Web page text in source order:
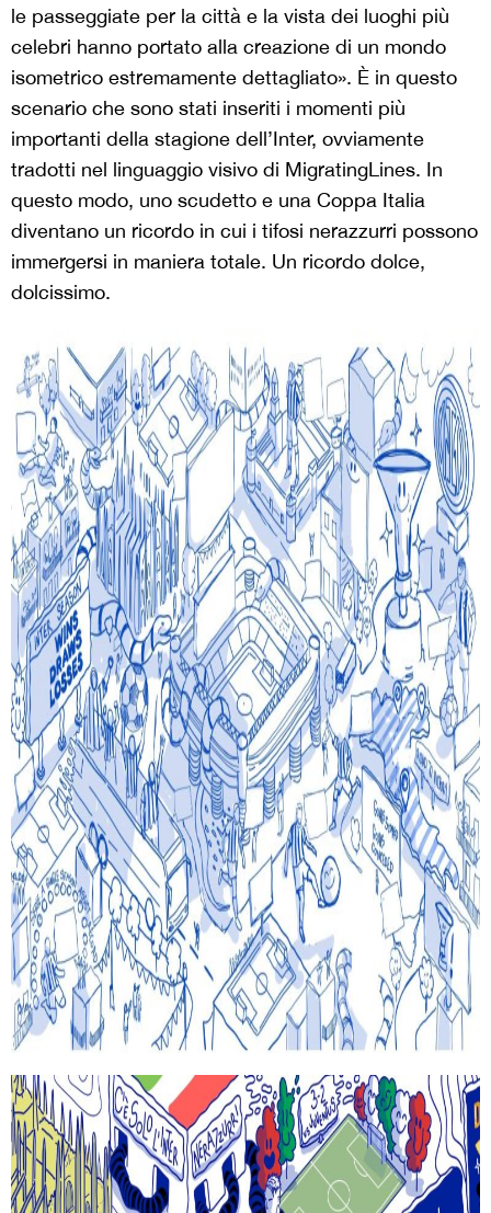
le passeggiate per la città e la vista dei luoghi più
celebri hanno portato alla creazione di un mondo
isometrico estremamente dettagliato». È in questo
scenario che sono stati inseriti i momenti più
importanti della stagione dell’Inter, ovviamente
tradotti nel linguaggio visivo di MigratingLines. In
questo modo, uno scudetto e una Coppa Italia
diventano un ricordo in cui i tifosi nerazzurri possono
immergersi in maniera totale. Un ricordo dolce,
dolcissimo.